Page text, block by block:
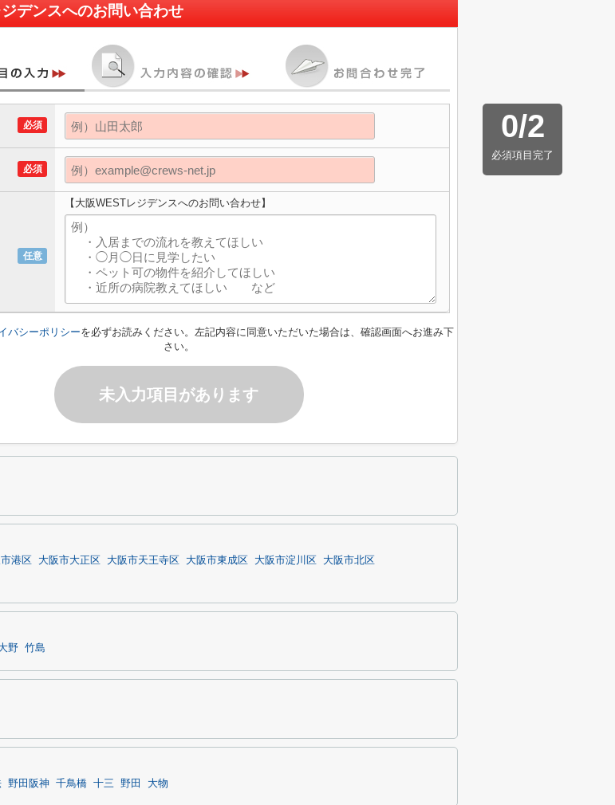
デンスへのお問い合わせ
0/2
必須項目完了
必須
必須
任意
【大阪WESTレジデンスへのお問い合わせ】
バシーポリシーを必ずお読みください。左記内容に同意いただいた場合は、確認画面へお進み下
さい。
未入力項目があります
港区 大阪市大正区 大阪市天王寺区 大阪市東成区 大阪市淀川区
大阪市北区
野 竹島
野田阪神 千鳥橋 十三 野田 大物